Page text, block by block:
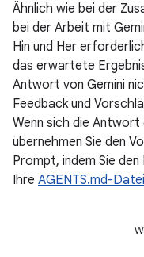
Ähnlich wie bei der
bei der Arbeit mit
Hin und Her
das erwartete
Antwort von Gemini
Feedback und
Wenn sich die
übernehmen Sie den
Prompt, indem Sie
Ihre AGENTS.md-